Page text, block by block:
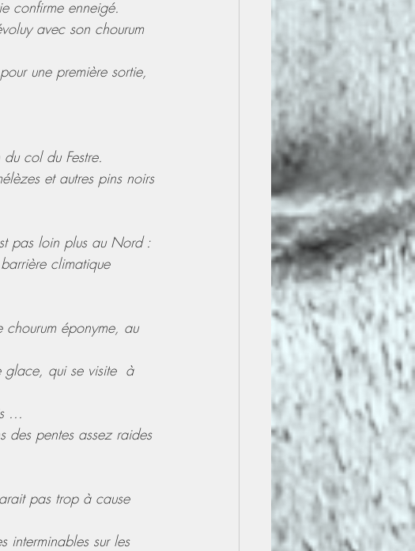
confirme enneigé.
avec son chourum
une première sortie,
col du Festre.
et autres pins noirs
pas loin plus au Nord :
climatique
éponyme, au
glace, qui se visite  à
...
des pentes assez raides
pas trop à cause
interminables sur les